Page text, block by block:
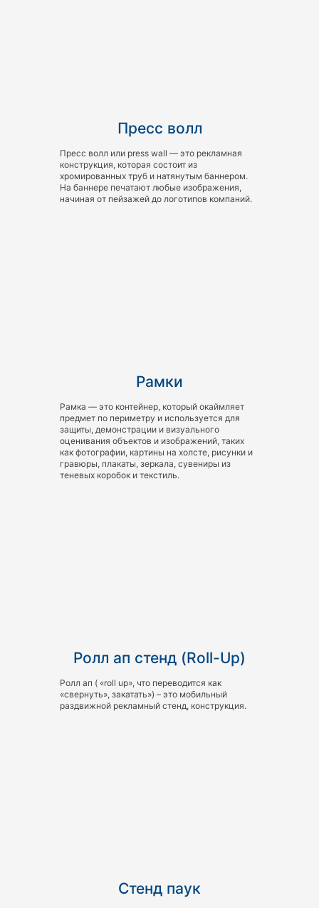
Пресс волл
Пресс волл или press wall — это рекламная
конструкция, которая состоит из
хромированных труб и натянутым баннером.
На баннере печатают любые изображения,
начиная от пейзажей до логотипов компаний.
Рамки
Рамка — это контейнер, который окаймляет
предмет по периметру и используется для
защиты, демонстрации и визуального
оценивания объектов и изображений, таких
как фотографии, картины на холсте, рисунки и
гравюры, плакаты, зеркала, сувениры из
теневых коробок и текстиль.
Ролл ап стенд (Roll-Up)
Ролл ап ( «roll up», что переводится как
«свернуть», закатать») – это мобильный
раздвижной рекламный стенд, конструкция.
Стенд паук